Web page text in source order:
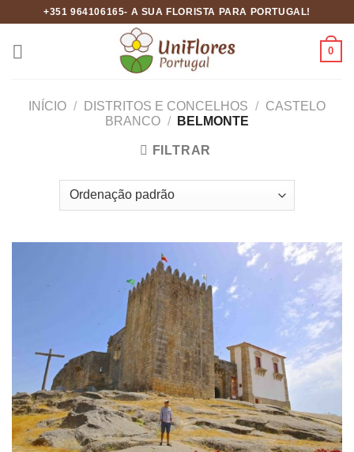
content
+351 964106165- A SUA FLORISTA PARA PORTUGAL!
0
INÍCIO / DISTRITOS E CONCELHOS /
CASTELO
BRANCO / BELMONTE
FILTRAR